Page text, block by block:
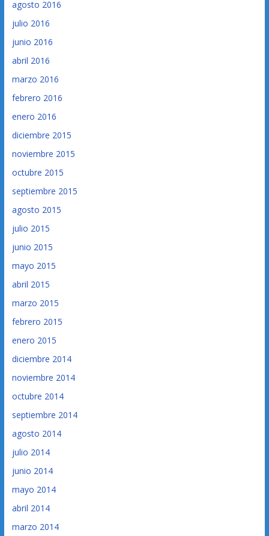
agosto 2016
julio 2016
junio 2016
abril 2016
marzo 2016
febrero 2016
enero 2016
diciembre 2015
noviembre 2015
octubre 2015
septiembre 2015
agosto 2015
julio 2015
junio 2015
mayo 2015
abril 2015
marzo 2015
febrero 2015
enero 2015
diciembre 2014
noviembre 2014
octubre 2014
septiembre 2014
agosto 2014
julio 2014
junio 2014
mayo 2014
abril 2014
marzo 2014